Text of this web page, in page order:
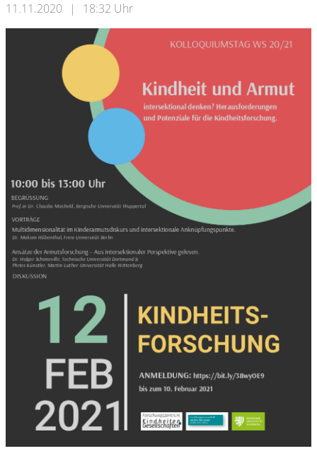
11.11.2020 | 18:32 Uhr